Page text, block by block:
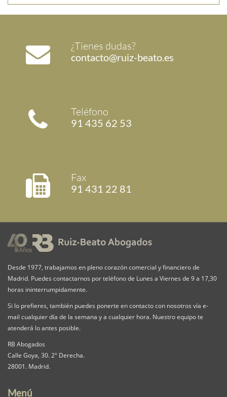
¿Tienes dudas?
contacto@ruiz-beato.es
Teléfono
91 435 62 53
Fax
91 431 22 81
Desde 1977, trabajamos en pleno corazón comercial y financiero de
Madrid. Puedes contactarnos por teléfono de Lunes a Viernes de 9 a 17,30
horas ininterrumpidamente.
Si lo prefieres, también puedes ponerte en contacto con nosotros vía e-
mail cualquier día de la semana y a cualquier hora. Nuestro equipo te
atenderá lo antes posible.
RB Abogados
Calle Goya, 30. 2º Derecha.
28001. Madrid.
Menú